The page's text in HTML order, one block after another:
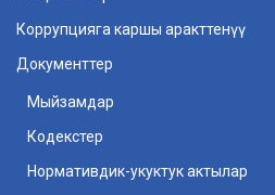
Коррупцияга каршы аракттенүү
Документтер
Мыйзамдар
Кодекстер
Нормативдик-укуктук актылар